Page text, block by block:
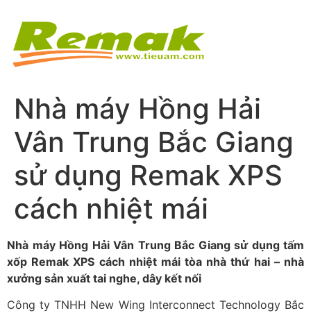
Nhà máy Hồng Hải
Vân Trung Bắc Giang
sử dụng Remak XPS
cách nhiệt mái
Nhà máy Hồng Hải Vân Trung Bắc Giang sử dụng tấm
xốp Remak XPS cách nhiệt mái tòa nhà thứ hai – nhà
xưởng sản xuất tai nghe, dây kết nối
Công ty TNHH New Wing Interconnect Technology Bắc